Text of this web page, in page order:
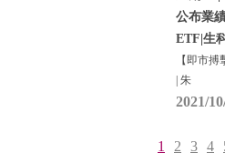
公布業
ETF|生
【即市
| 朱
2021/
1 2 3 4